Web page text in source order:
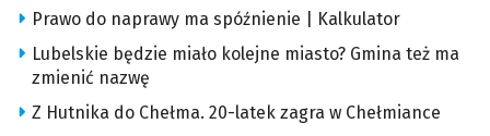
Prawo do naprawy ma spóźnienie | Kalkulator
Lubelskie będzie miało kolejne miasto? Gmina też ma
zmienić nazwę
Z Hutnika do Chełma. 20-latek zagra w Chełmiance